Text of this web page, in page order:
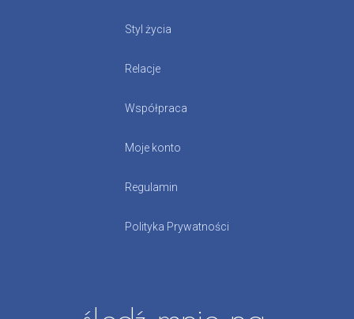
Styl życia
Relacje
Współpraca
Moje konto
Regulamin
Polityka Prywatności